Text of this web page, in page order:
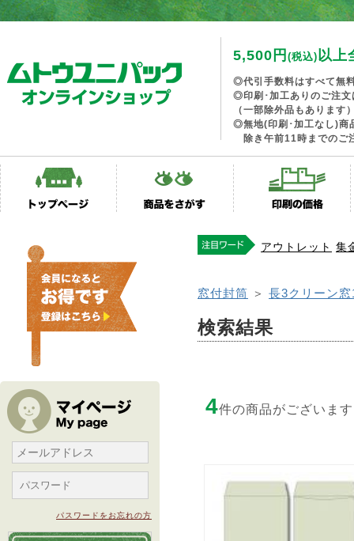
5,500円 (税込)以上
◎代引手数料はすべて無
◎印刷･加工ありのご注文
（一部除外品もあります
◎無地(印刷･加工なし)商
除き午前11時までのご
パスワードをお忘れの方
アウトレット 集
窓付封筒 ＞ 長3クリーン窓
検索結果
4件の商品がございま